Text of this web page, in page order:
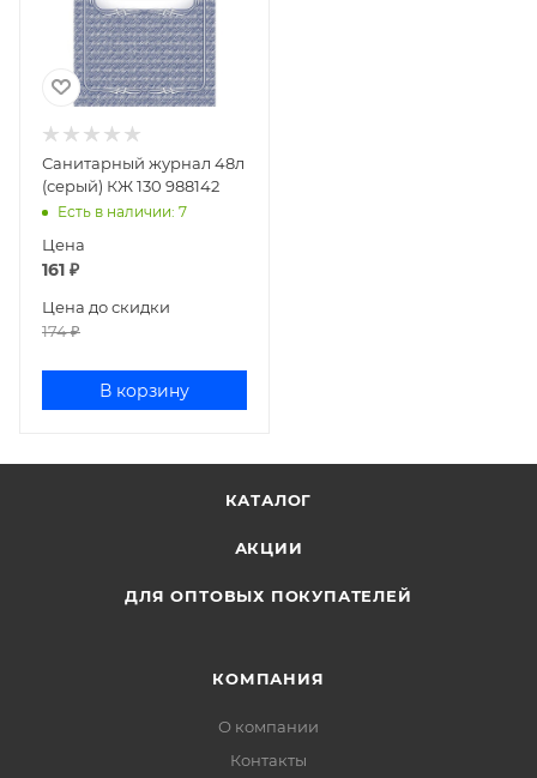
Санитарный журнал 48л
(серый) КЖ 130 988142
Есть в наличии: 7
Цена
161 ₽
Цена до скидки
174₽
В корзину
КАТАЛОГ
АКЦИИ
ДЛЯ ОПТОВЫХ ПОКУПАТЕЛЕЙ
КОМПАНИЯ
О компании
Контакты